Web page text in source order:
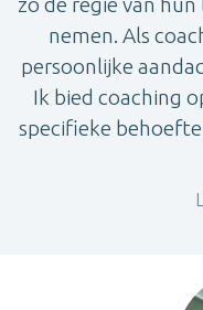
nemen. Als
persoonlijke
Ik bied coaching
specifieke